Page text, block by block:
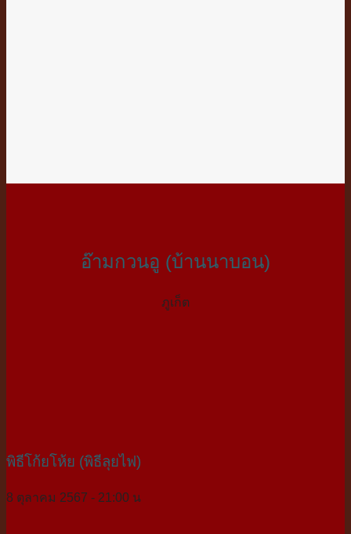
อ๊ามกวนอู (บ้านนาบอน)
ภูเก็ต
พิธีโก้ยโห้ย (พิธีลุยไฟ)
8 ตุลาคม 2567 - 21:00 น